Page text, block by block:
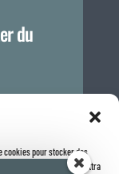
cookies pour stocker des
technologies nous permettra
du